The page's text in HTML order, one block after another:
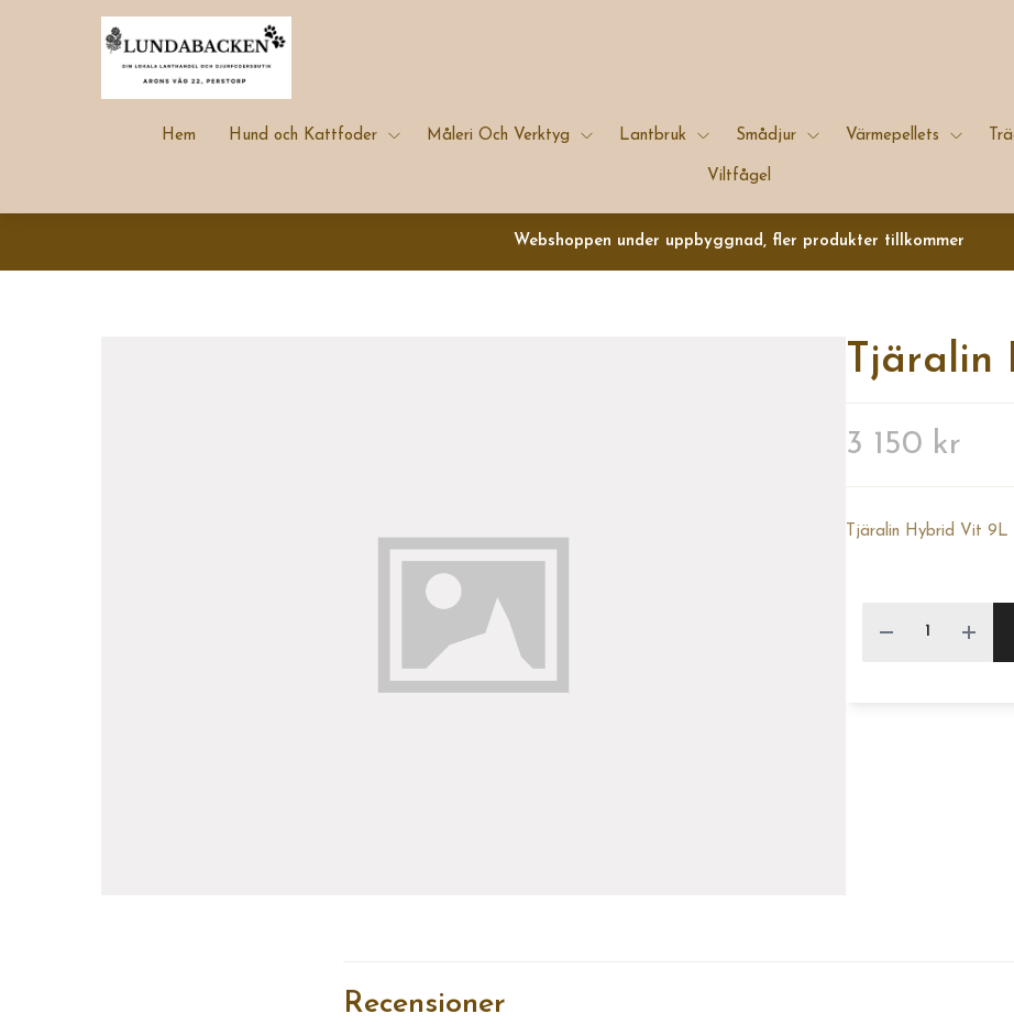
Hem Hund och Kattfoder Måleri Och Verktyg Lantbruk Smådjur Värmepellets
Viltfågel
Webshoppen under uppbyggnad, fler produkter tillkommer
Tjäralin
3 150 kr
Tjäralin Hybrid Vit 9L
Recensioner